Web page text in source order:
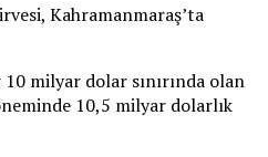
Kahramanmaraş’ta
milyar dolar sınırında olan
10,5 milyar dolarlık